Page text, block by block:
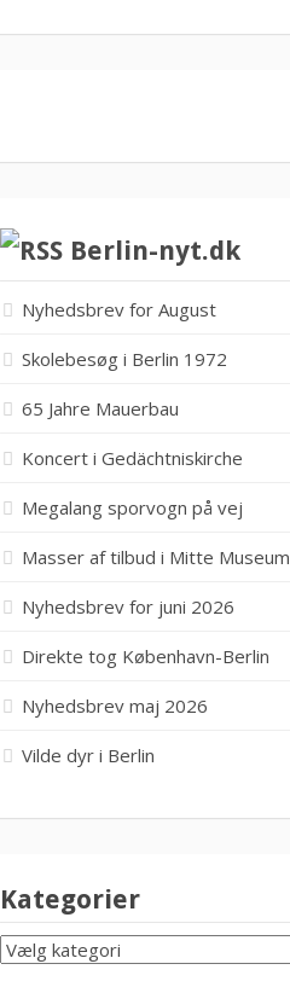
Berlin-nyt.dk
Nyhedsbrev for August
Skolebesøg i Berlin 1972
65 Jahre Mauerbau
Koncert i Gedächtniskirche
Megalang sporvogn på vej
Masser af tilbud i Mitte Museum
Nyhedsbrev for juni 2026
Direkte tog København-Berlin
Nyhedsbrev maj 2026
Vilde dyr i Berlin
Kategorier
KATEGORIER